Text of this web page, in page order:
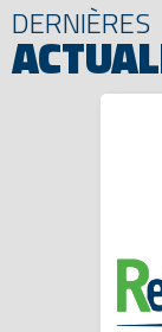
DERNIÈRES